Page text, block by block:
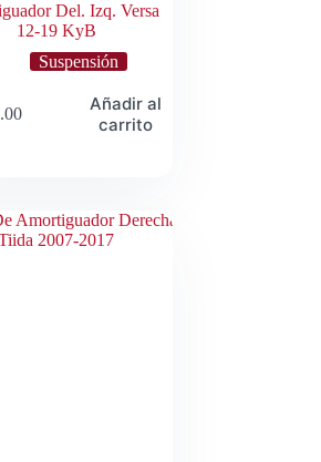
Del. Izq. Versa
12-19 KyB
Suspensión
Añadir al
carrito